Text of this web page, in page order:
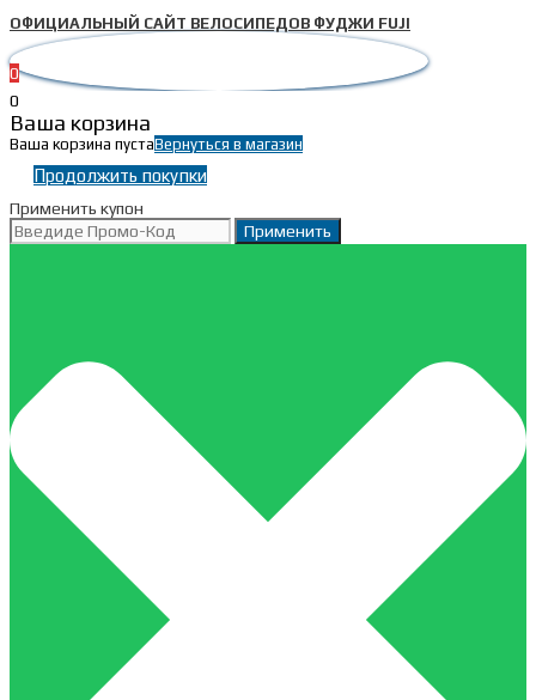
ОФИЦИАЛЬНЫЙ САЙТ ВЕЛОСИПЕДОВ ФУДЖИ FUJI
0
0
Ваша корзина
Ваша корзина пустаВернуться в магазин
Продолжить покупки
Применить купон
Применить